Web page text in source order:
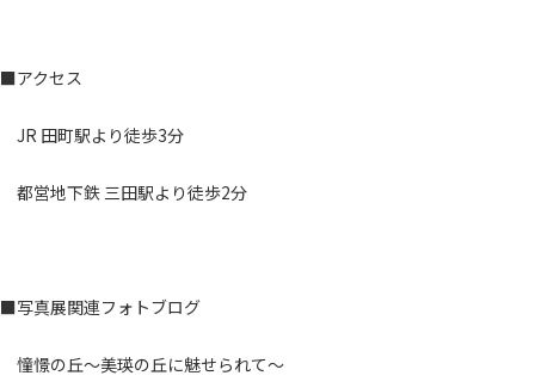
■アクセス
JR 田町駅より徒歩3分
都営地下鉄 三田駅より徒歩2分
■写真展関連フォトブログ
憧憬の丘～美瑛の丘に魅せられて～